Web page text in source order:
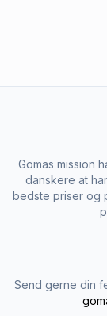
Gomas mission
danskere at
bedste priser og
Send gerne din